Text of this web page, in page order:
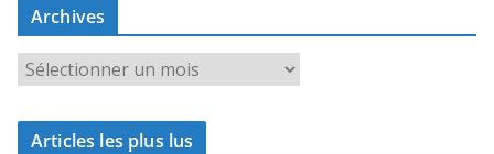
Archives
r
c
Articles les plus lus